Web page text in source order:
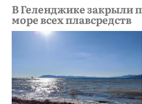
В Геленджике закрыли
море всех плавсредств